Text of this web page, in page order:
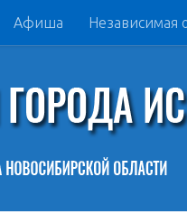
Афиша Независимая